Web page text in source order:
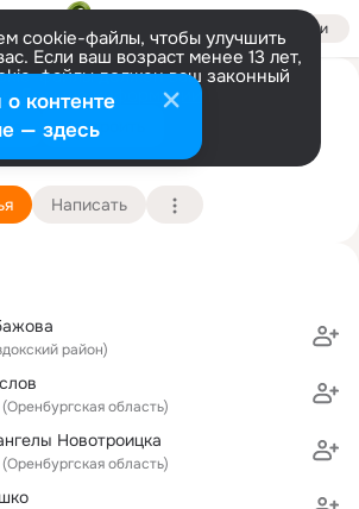
Войти
cookie-файлы, чтобы улучшить
Если ваш возраст менее 13 лет,
файлы должен ваш законный
Больше информации
Настроить
Троян (Фуникова)
30 мая
Написать
район)
область)
Новотроицка
область)
контенте
— здесь